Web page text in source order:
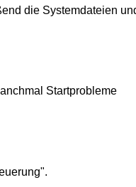
die Systemdateien
Startprobleme